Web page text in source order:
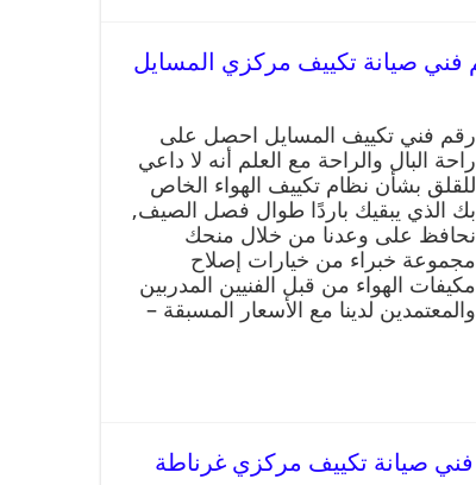
رقم فني تكييف المسايل احصل على
راحة البال والراحة مع العلم أنه لا داعي
للقلق بشأن نظام تكييف الهواء الخاص
بك الذي يبقيك باردًا طوال فصل الصيف,
نحافظ على وعدنا من خلال منحك
مجموعة خبراء من خيارات إصلاح
مكيفات الهواء من قبل الفنيين المدربين
والمعتمدين لدينا مع الأسعار المسبقة –